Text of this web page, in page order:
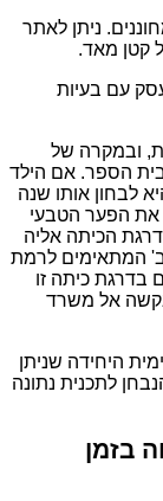
ניתן לאתר
קטן מאד.
עם בעיות
ובמקרה של
הספר. אם הילד
לבחון אותו שנה
את הפער הטבעי
הכיתה אליה
המתאימים לרמת
בדרגת כיתה זו
בקשה אל משרד
היחידה שניתן
לתכנית נתונה
בזמן